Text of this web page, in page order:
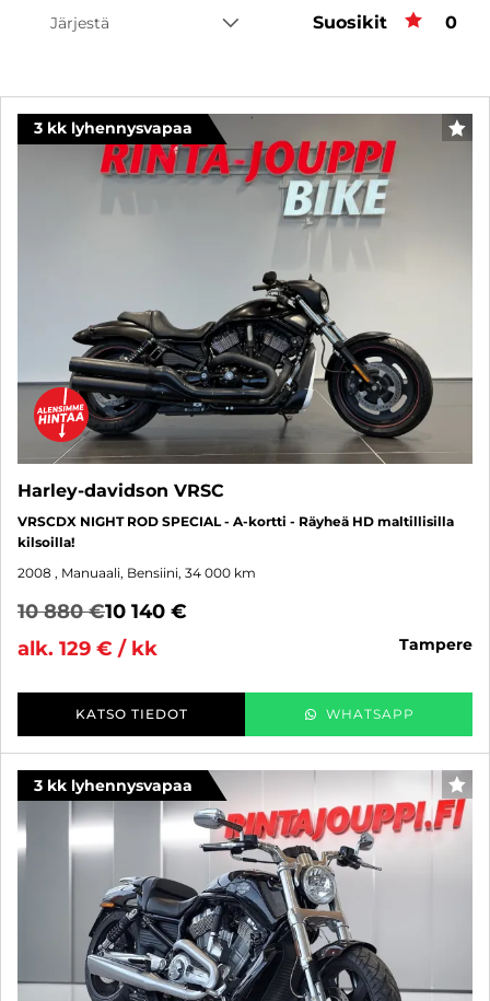
Järjestä Suosikit 0
3 kk lyhennysvapaa
Harley-davidson VRSC
VRSCDX NIGHT ROD SPECIAL - A-kortti - Räyheä HD maltillisilla
kilsoilla!
2008 , Manuaali, Bensiini, 34 000 km
10 880 €10 140 €
alk. 129 € / kk
tampere
KATSO TIEDOT WHATSAPP
3 kk lyhennysvapaa